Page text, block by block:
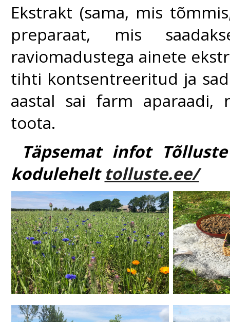
Ekstrakt (sama, mis
preparaat, mis
raviomadustega ainete
tihti kontsentreeritud ja
aastal sai farm aparaadi,
toota.
Täpsemat infot
kodulehelt tolluste.ee/